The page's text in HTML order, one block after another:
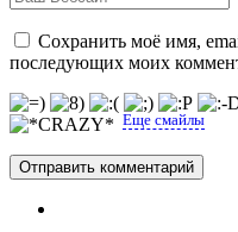
Сохранить моё имя,
последующих моих
Еще смайлы